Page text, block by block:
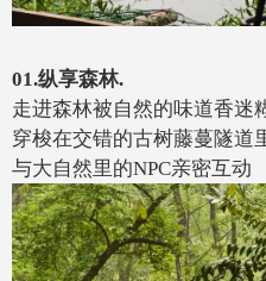
01.纵享森林.
走进森林被自然的味道香迷
穿梭在交错的古树藤蔓隧道
与大自然里的NPC亲密互动